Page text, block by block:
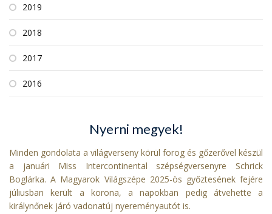
2019
2018
2017
2016
Nyerni megyek!
Minden gondolata a világverseny körül forog és gőzerővel készül
a januári Miss Intercontinental szépségversenyre Schrick
Boglárka. A Magyarok Világszépe 2025-ös győztesének fejére
júliusban került a korona, a napokban pedig átvehette a
királynőnek járó vadonatúj nyereményautót is.